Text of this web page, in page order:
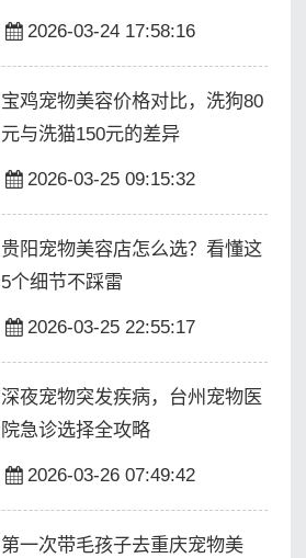
2026-03-24 17:58:16
宝鸡宠物美容价格对比，洗狗80
元与洗猫150元的差异
2026-03-25 09:15:32
贵阳宠物美容店怎么选？看懂这
5个细节不踩雷
2026-03-25 22:55:17
深夜宠物突发疾病，台州宠物医
院急诊选择全攻略
2026-03-26 07:49:42
第一次带毛孩子去重庆宠物美